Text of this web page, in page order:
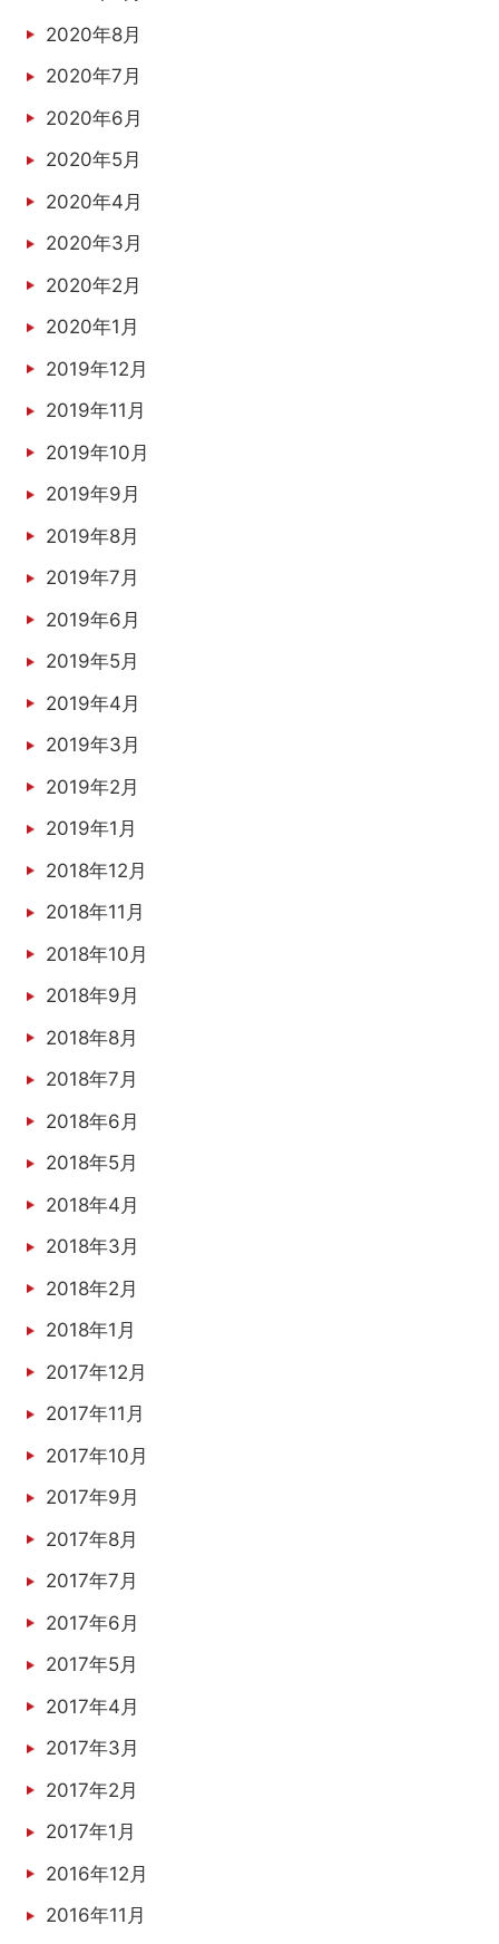
2020年8月
2020年7月
2020年6月
2020年5月
2020年4月
2020年3月
2020年2月
2020年1月
2019年12月
2019年11月
2019年10月
2019年9月
2019年8月
2019年7月
2019年6月
2019年5月
2019年4月
2019年3月
2019年2月
2019年1月
2018年12月
2018年11月
2018年10月
2018年9月
2018年8月
2018年7月
2018年6月
2018年5月
2018年4月
2018年3月
2018年2月
2018年1月
2017年12月
2017年11月
2017年10月
2017年9月
2017年8月
2017年7月
2017年6月
2017年5月
2017年4月
2017年3月
2017年2月
2017年1月
2016年12月
2016年11月